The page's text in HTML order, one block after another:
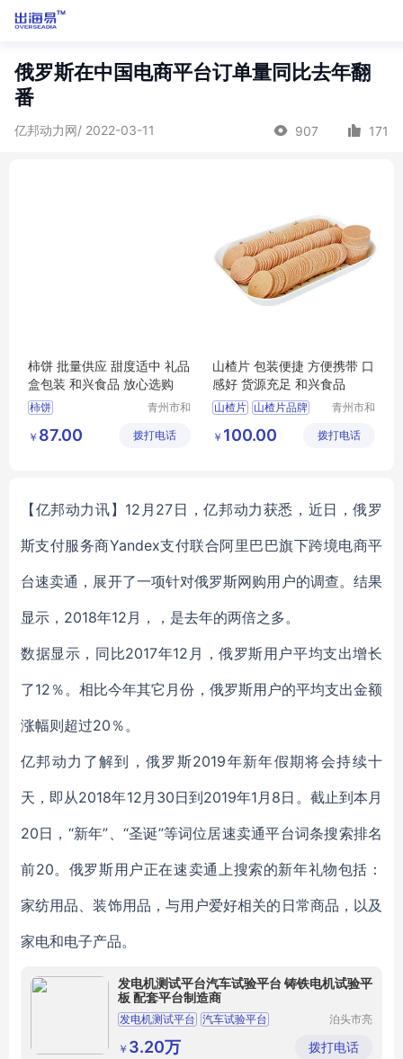
俄罗斯在中国电商平台订单量同比去年翻
番
亿邦动力网/ 2022-03-11 907 171
柿饼 批量供应 甜度适中 礼品
盒包装 和兴食品 放心选购
柿饼
青州市和
限公司
￥ 87.00 拨打电话
山楂片 包装便捷 方便携带 口
感好 货源充足 和兴食品
山楂片 山楂片品牌
青州市和
限公司
￥ 100.00 拨打电话
【亿邦动力讯】12月27日，亿邦动力获悉，近日，俄罗
斯支付服务商Yandex支付联合阿里巴巴旗下跨境电商平
台速卖通，展开了一项针对俄罗斯网购用户的调查。结果
显示，2018年12月，，是去年的两倍之多。
数据显示，同比2017年12月，俄罗斯用户平均支出增长
了12％。相比今年其它月份，俄罗斯用户的平均支出金额
涨幅则超过20％。
亿邦动力了解到，俄罗斯2019年新年假期将会持续十
天，即从2018年12月30日到2019年1月8日。截止到本月
20日，“新年”、“圣诞”等词位居速卖通平台词条搜索排名
前20。俄罗斯用户正在速卖通上搜索的新年礼物包括：
家纺用品、装饰用品，与用户爱好相关的日常商品，以及
家电和电子产品。
发电机测试平台汽车试验平台 铸铁电机试验平
板 配套平台制造商
发电机测试平台 汽车试验平台
电机试验平台
泊头市亮
备制造有
限公司
￥ 3.20万 拨打电话